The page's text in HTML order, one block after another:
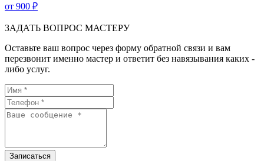
от 900 ₽
ЗАДАТЬ ВОПРОС МАСТЕРУ
Оставьте ваш вопрос через форму обратной связи и вам
перезвонит именно мастер и ответит без навязывания каких -
либо услуг.